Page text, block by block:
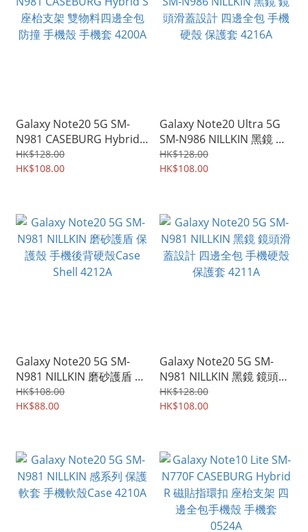
Galaxy Note20 5G SM-
N981 CASEBURG Hybrid S
座枱支架 雙物料四邊全包
防撞 手機殼 手機套 4200A
HK$128.00
HK$108.00
Galaxy Note20 Ultra 5G
SM-N986 NILLKIN 黑鏡 鏡
頭滑蓋設計 四邊全包 手機
硬殼 保護套 4216A
HK$128.00
HK$108.00
Galaxy Note20 5G SM-
N981 NILLKIN 磨砂護盾 保
護殼 手機後背硬殼Case
Shell 4212A
HK$108.00
HK$88.00
Galaxy Note20 5G SM-
N981 NILLKIN 黑鏡 鏡頭滑
蓋設計 四邊全包 手機硬殼
保護套 4211A
HK$128.00
HK$108.00